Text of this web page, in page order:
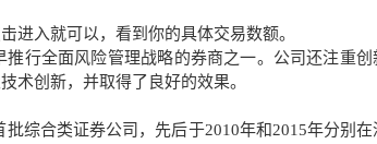
进入就可以，看到你的具体交易数额。
行全面风险管理战略的券商之一。公司还注重创
术创新，并取得了良好的效果。
综合类证券公司，先后于2010年和2015年分别在